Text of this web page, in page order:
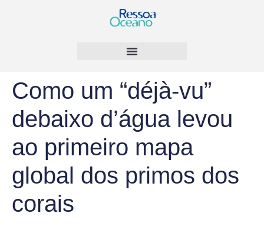
Como um “déjà-vu”
debaixo d’água levou
ao primeiro mapa
global dos primos dos
corais